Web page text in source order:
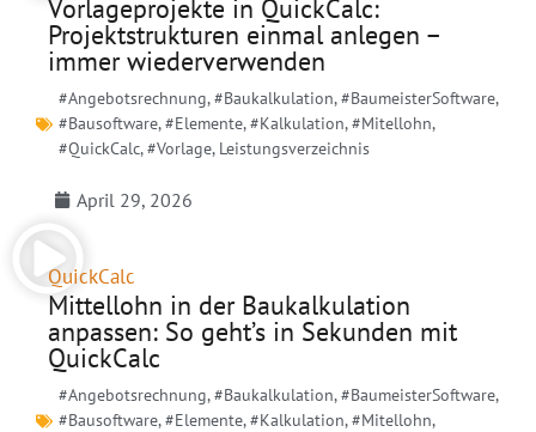
Vorlageprojekte in QuickCalc:
Projektstrukturen einmal anlegen –
immer wiederverwenden
#Angebotsrechnung,#Baukalkulation,#BaumeisterSoftware,
#Bausoftware,#Elemente,#Kalkulation,#Mitellohn,
#QuickCalc,#Vorlage, Leistungsverzeichnis
April 29, 2026
QuickCalc
Mittellohn in der Baukalkulation
anpassen: So geht’s in Sekunden mit
QuickCalc
#Angebotsrechnung,#Baukalkulation,#BaumeisterSoftware,
#Bausoftware,#Elemente,#Kalkulation,#Mitellohn,